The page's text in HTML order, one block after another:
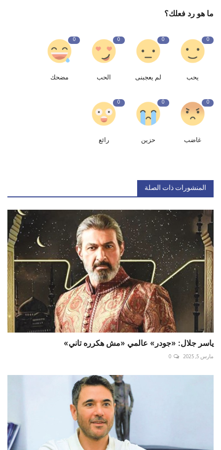
ما هو رد فعلك؟
0
يحب
0
لم يعجبنى
0
الحب
0
مضحك
0
غاضب
0
حزين
0
رائع
المنشورات ذات الصلة
ياسر جلال: «جودر» عالمي «مش هكرره تاني»
مارس 5, 2025 0